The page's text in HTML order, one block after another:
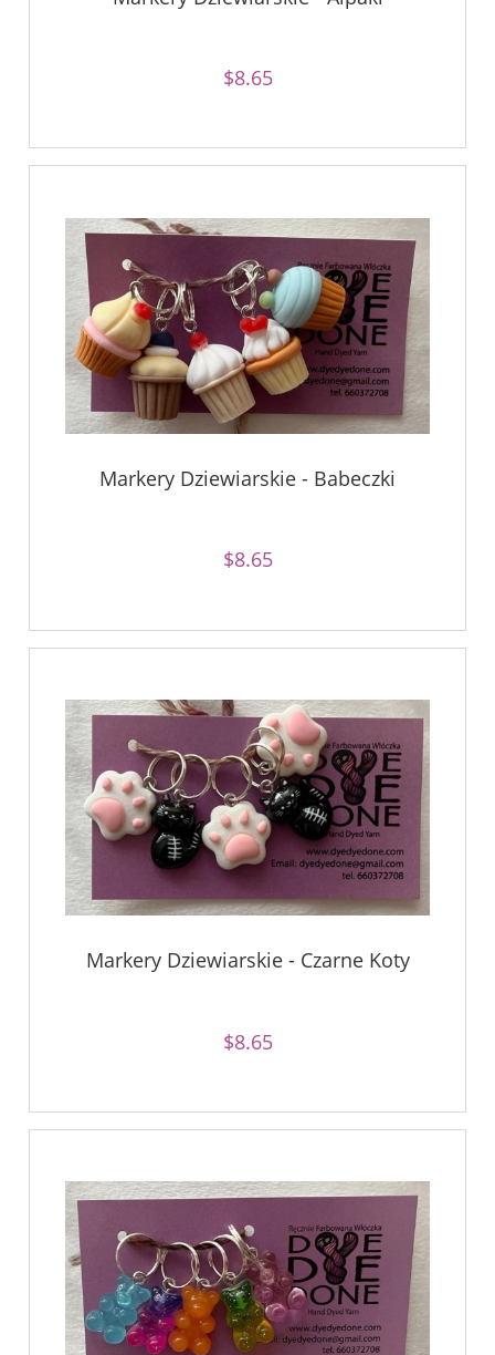
$8.65
Markery Dziewiarskie - Babeczki
$8.65
Markery Dziewiarskie - Czarne Koty
$8.65